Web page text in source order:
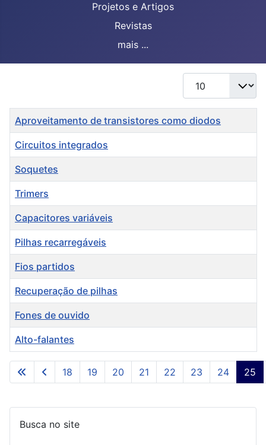
Projetos e Artigos
Revistas
mais ...
Mostrar #
Artigos
Título
Aproveitamento de transistores como diodos
Circuitos integrados
Soquetes
Trimers
Capacitores variáveis
Pilhas recarregáveis
Fios partidos
Recuperação de pilhas
Fones de ouvido
Alto-falantes
Página 25 de 27
18 19 20 21 22 23 24 25
Busca no site